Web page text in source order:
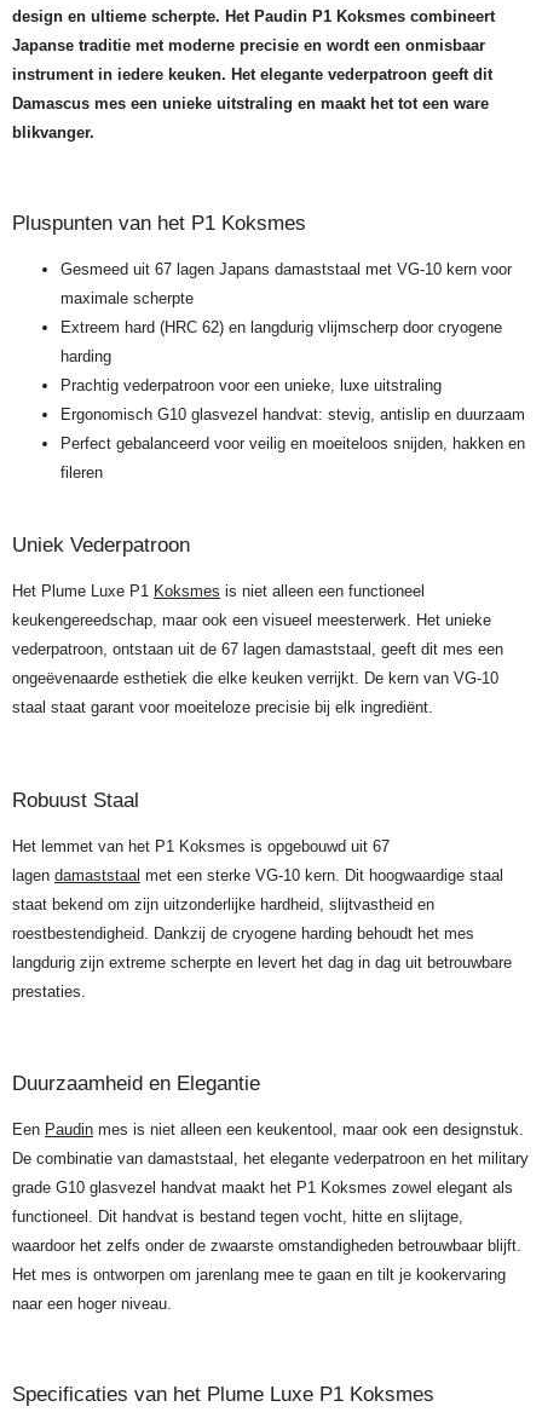
design en ultieme scherpte. Het Paudin P1 Koksmes combineert
Japanse traditie met moderne precisie en wordt een onmisbaar
instrument in iedere keuken. Het elegante vederpatroon geeft dit
Damascus mes een unieke uitstraling en maakt het tot een ware
blikvanger.
Pluspunten van het P1 Koksmes
Gesmeed uit 67 lagen Japans damaststaal met VG-10 kern voor
maximale scherpte
Extreem hard (HRC 62) en langdurig vlijmscherp door cryogene
harding
Prachtig vederpatroon voor een unieke, luxe uitstraling
Ergonomisch G10 glasvezel handvat: stevig, antislip en duurzaam
Perfect gebalanceerd voor veilig en moeiteloos snijden, hakken en
fileren
Uniek Vederpatroon
Het Plume Luxe P1 Koksmes is niet alleen een functioneel
keukengereedschap, maar ook een visueel meesterwerk. Het unieke
vederpatroon, ontstaan uit de 67 lagen damaststaal, geeft dit mes een
ongeëvenaarde esthetiek die elke keuken verrijkt. De kern van VG-10
staal staat garant voor moeiteloze precisie bij elk ingrediënt.
Robuust Staal
Het lemmet van het P1 Koksmes is opgebouwd uit 67
lagen damaststaal met een sterke VG-10 kern. Dit hoogwaardige staal
staat bekend om zijn uitzonderlijke hardheid, slijtvastheid en
roestbestendigheid. Dankzij de cryogene harding behoudt het mes
langdurig zijn extreme scherpte en levert het dag in dag uit betrouwbare
prestaties.
Duurzaamheid en Elegantie
Een Paudin mes is niet alleen een keukentool, maar ook een designstuk.
De combinatie van damaststaal, het elegante vederpatroon en het military
grade G10 glasvezel handvat maakt het P1 Koksmes zowel elegant als
functioneel. Dit handvat is bestand tegen vocht, hitte en slijtage,
waardoor het zelfs onder de zwaarste omstandigheden betrouwbaar blijft.
Het mes is ontworpen om jarenlang mee te gaan en tilt je kookervaring
naar een hoger niveau.
Specificaties van het Plume Luxe P1 Koksmes